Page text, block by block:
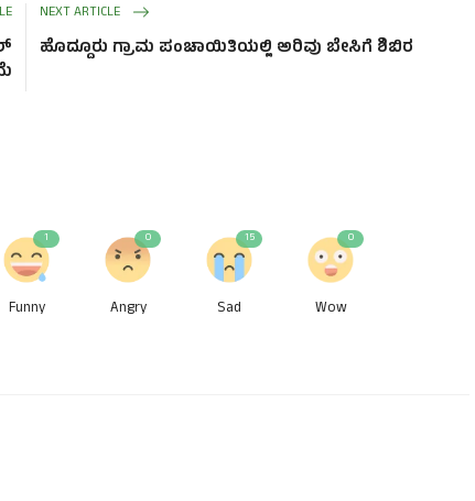
NEXT ARTICLE
ಹೊದ್ದೂರು ಗ್ರಾಮ ಪಂಚಾಯಿತಿಯಲ್ಲಿ ಅರಿವು ಬೇಸಿಗೆ ಶಿಬಿರ
Funny
1
Angry
0
Sad
15
Wow
0